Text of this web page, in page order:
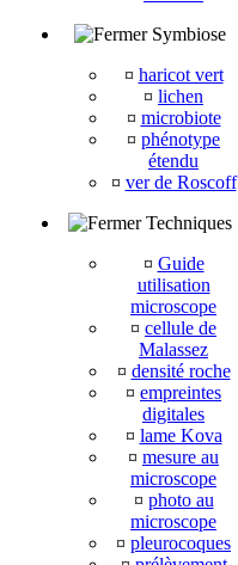
Symbiose
¤ haricot vert
¤ lichen
¤ microbiote
¤ phénotype
étendu
¤ ver de Roscoff
Techniques
¤ Guide
utilisation
microscope
¤ cellule de
Malassez
¤ densité roche
¤ empreintes
digitales
¤ lame Kova
¤ mesure au
microscope
¤ photo au
microscope
¤ pleurocoques